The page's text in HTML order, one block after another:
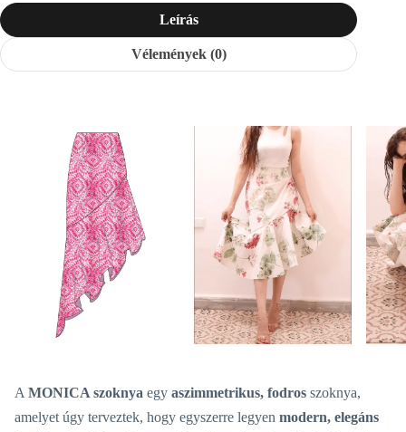
Leírás
Vélemények (0)
A MONICA szoknya egy aszimmetrikus, fodros szoknya,
amelyet úgy terveztek, hogy egyszerre legyen modern, elegáns